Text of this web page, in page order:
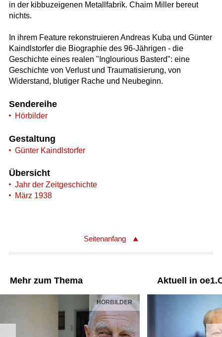
in der kibbuzeigenen Metallfabrik. Chaim Miller bereut
nichts.
In ihrem Feature rekonstruieren Andreas Kuba und Günter
Kaindlstorfer die Biographie des 96-Jährigen - die
Geschichte eines realen "Inglourious Basterd": eine
Geschichte von Verlust und Traumatisierung, von
Widerstand, blutiger Rache und Neubeginn.
Sendereihe
Hörbilder
Gestaltung
Günter Kaindlstorfer
Übersicht
Jahr der Zeitgeschichte
März 1938
Seitenanfang
Mehr zum Thema
HÖRBILDER
Aktuell in